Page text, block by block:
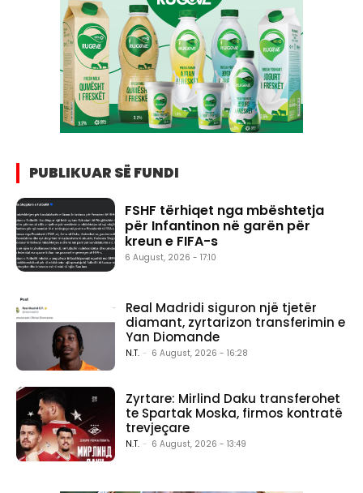
PUBLIKUAR SË FUNDI
FSHF tërhiqet nga mbështetja
për Infantinon në garën për
kreun e FIFA-s
6 August, 2026 - 17:10
Real Madridi siguron një tjetër
diamant, zyrtarizon transferimin e
Yan Diomande
N.T. - 6 August, 2026 - 16:28
Zyrtare: Mirlind Daku transferohet
te Spartak Moska, firmos kontratë
trevjeçare
N.T. - 6 August, 2026 - 13:49